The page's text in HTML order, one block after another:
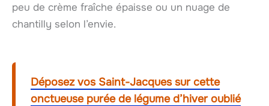
peu de crème fraîche épaisse ou un nuage de
chantilly selon l’envie.
Déposez vos Saint-Jacques sur cette
onctueuse purée de légume d’hiver oublié